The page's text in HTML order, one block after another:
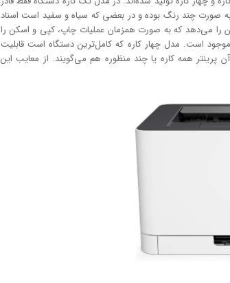
صورت چند رنگ بوده و در بعضی که سیاه و سفید است اسناد
را می‌دهد که به صورت همزمان عملیات چاپ، کپی و اسکن را
است. مدل چهار کاره که کامل‌ترین دستگاه است قابلیت
همه کاره یا چند منظوره هم می‌گویند. از معایب این